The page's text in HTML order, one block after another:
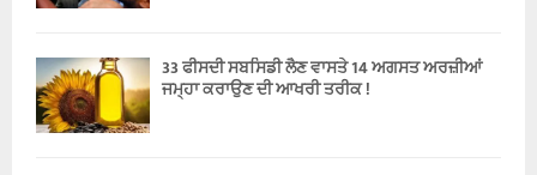
33 ਫੀਸਦੀ ਸਬਸਿਡੀ ਲੈਣ ਵਾਸਤੇ 14 ਅਗਸਤ ਅਰਜ਼ੀਆਂ
ਜਮ੍ਹਾ ਕਰਾਉਣ ਦੀ ਆਖਰੀ ਤਰੀਕ !